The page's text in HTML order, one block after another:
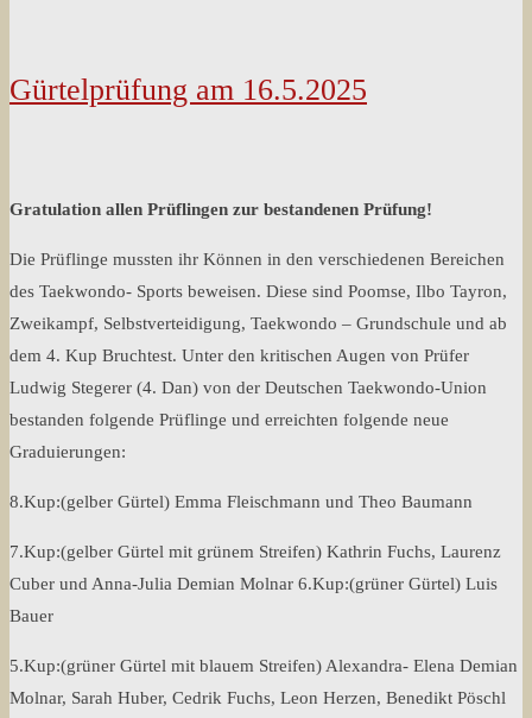
Gürtelprüfung am 16.5.2025
Gratulation allen Prüflingen zur bestandenen Prüfung!
Die Prüflinge mussten ihr Können in den verschiedenen Bereichen
des Taekwondo- Sports beweisen. Diese sind Poomse, Ilbo Tayron,
Zweikampf, Selbstverteidigung, Taekwondo – Grundschule und ab
dem 4. Kup Bruchtest. Unter den kritischen Augen von Prüfer
Ludwig Stegerer (4. Dan) von der Deutschen Taekwondo-Union
bestanden folgende Prüflinge und erreichten folgende neue
Graduierungen:
8.Kup:(gelber Gürtel) Emma Fleischmann und Theo Baumann
7.Kup:(gelber Gürtel mit grünem Streifen) Kathrin Fuchs, Laurenz
Cuber und Anna-Julia Demian Molnar 6.Kup:(grüner Gürtel) Luis
Bauer
5.Kup:(grüner Gürtel mit blauem Streifen) Alexandra- Elena Demian
Molnar, Sarah Huber, Cedrik Fuchs, Leon Herzen, Benedikt Pöschl